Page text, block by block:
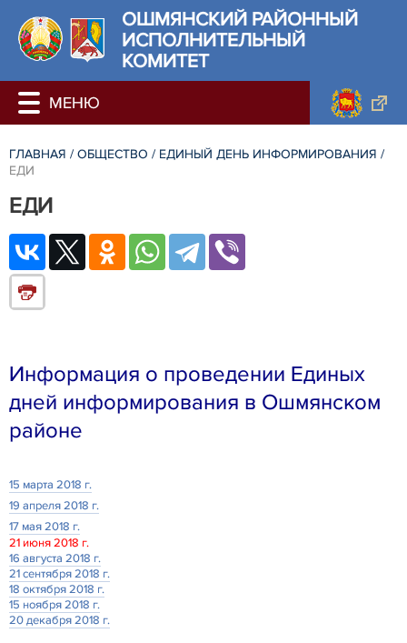
ОШМЯНСКИЙ РАЙОННЫЙ
ИСПОЛНИТЕЛЬНЫЙ
КОМИТЕТ
ГЛАВНАЯ / ОБЩЕСТВО / ЕДИНЫЙ ДЕНЬ ИНФОРМИРОВАНИЯ /
ЕДИ
ЕДИ
Информация о проведении Единых
дней информирования в Ошмянском
районе
15 марта 2018 г.
19 апреля 2018 г.
17 мая 2018 г.
21 июня 2018 г.
16 августа 2018 г.
21 сентября 2018 г.
18 октября 2018 г.
15 ноября 2018 г.
20 декабря 2018 г.